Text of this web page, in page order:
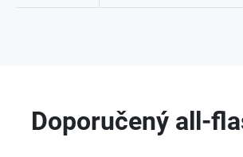
Doporučený all-